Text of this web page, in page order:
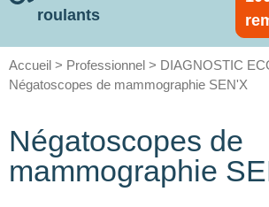
roulants
Accueil > Professionnel > DIAGNOSTIC
Négatoscopes de mammographie SEN'X
Négatoscopes de
mammographie